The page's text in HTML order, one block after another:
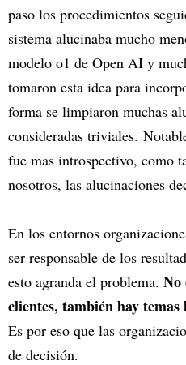
paso los procedimientos
sistema alucinaba mucho
modelo o1 de Open AI y
tomaron esta idea para
forma se limpiaron muchas
consideradas triviales.
fue mas introspectivo, como
nosotros, las alucinaciones
En los entornos
ser responsable de los
esto agranda el problema. No
clientes, también hay temas
Es por eso que las
de decisión.